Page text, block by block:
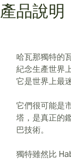
產品說明
哈瓦那獨特的
紀念生產世界
它是世界上最
它們很可能是
塔，是真正的
巴技術。
獨特雖然比